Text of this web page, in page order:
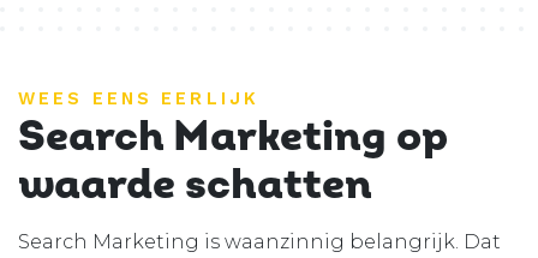
WEES EENS EERLIJK
Search Marketing op
waarde schatten
Search Marketing is waanzinnig belangrijk. Dat